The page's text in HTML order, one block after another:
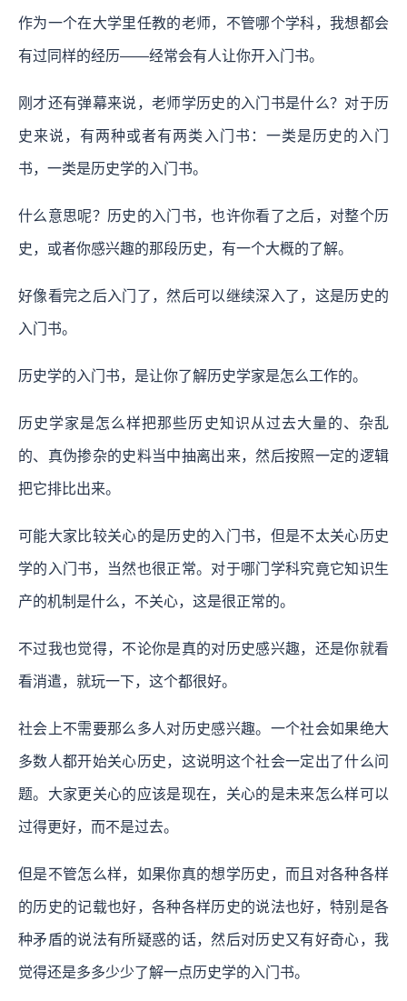
作为一个在大学里任教的老师，不管哪个学科，我想都会
有过同样的经历——经常会有人让你开入门书。
刚才还有弹幕来说，老师学历史的入门书是什么？对于历
史来说，有两种或者有两类入门书：一类是历史的入门
书，一类是历史学的入门书。
什么意思呢？历史的入门书，也许你看了之后，对整个历
史，或者你感兴趣的那段历史，有一个大概的了解。
好像看完之后入门了，然后可以继续深入了，这是历史的
入门书。
历史学的入门书，是让你了解历史学家是怎么工作的。
历史学家是怎么样把那些历史知识从过去大量的、杂乱
的、真伪掺杂的史料当中抽离出来，然后按照一定的逻辑
把它排比出来。
可能大家比较关心的是历史的入门书，但是不太关心历史
学的入门书，当然也很正常。对于哪门学科究竟它知识生
产的机制是什么，不关心，这是很正常的。
不过我也觉得，不论你是真的对历史感兴趣，还是你就看
看消遣，就玩一下，这个都很好。
社会上不需要那么多人对历史感兴趣。一个社会如果绝大
多数人都开始关心历史，这说明这个社会一定出了什么问
题。大家更关心的应该是现在，关心的是未来怎么样可以
过得更好，而不是过去。
但是不管怎么样，如果你真的想学历史，而且对各种各样
的历史的记载也好，各种各样历史的说法也好，特别是各
种矛盾的说法有所疑惑的话，然后对历史又有好奇心，我
觉得还是多多少少了解一点历史学的入门书。